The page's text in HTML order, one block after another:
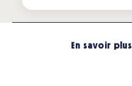
En savoir